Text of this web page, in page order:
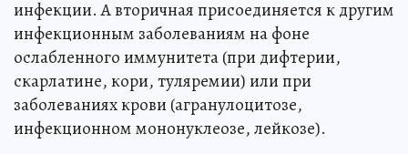
инфекции. А вторичная присоединяется к другим
инфекционным заболеваниям на фоне
ослабленного иммунитета (при дифтерии,
скарлатине, кори, туляремии) или при
заболеваниях крови (агранулоцитозе,
инфекционном мононуклеозе, лейкозе).